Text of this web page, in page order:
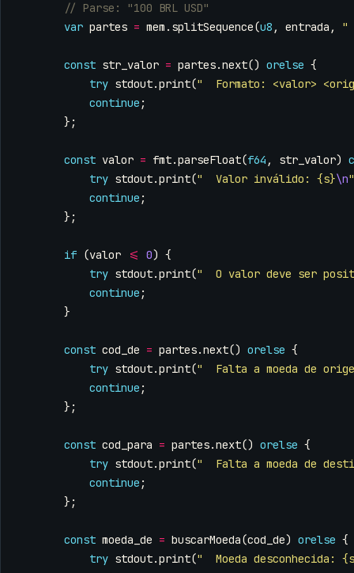
var partes = mem . splitSequence(u8 , entrada , "
const str_valor = partes.next() orelse {
try stdout.print("  Formato: <valor>
continue ;
};
const valor = fmt.parseFloat(f64 , str_valor)
try stdout.print("  Valor inválido: {s}\n"
continue ;
};
if (valor <= 0) {
try stdout.print("  O valor deve ser
continue ;
}
const cod_de = partes.next() orelse {
try stdout.print("  Falta a moeda de
continue ;
};
const cod_para = partes.next() orelse {
try stdout.print("  Falta a moeda de
continue ;
};
const moeda_de = buscarMoeda(cod_de) orelse {
try stdout.print("  Moeda desconhecida: